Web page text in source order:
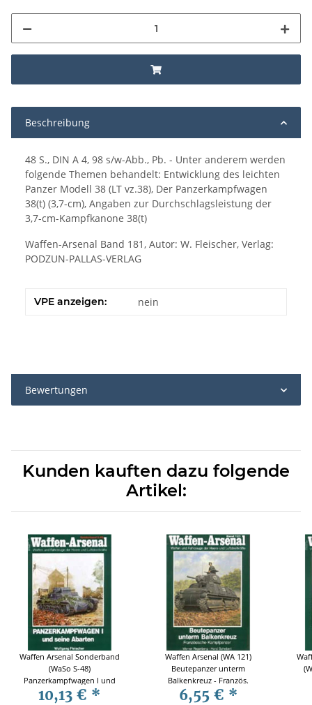
Beschreibung
48 S., DIN A 4, 98 s/w-Abb., Pb. - Unter anderem werden
folgende Themen behandelt: Entwicklung des leichten
Panzer Modell 38 (LT vz.38), Der Panzerkampfwagen
38(t) (3,7-cm), Angaben zur Durchschlagsleistung der
3,7-cm-Kampfkanone 38(t)
Waffen-Arsenal Band 181, Autor: W. Fleischer, Verlag:
PODZUN-PALLAS-VERLAG
VPE anzeigen: nein
Bewertungen
Kunden kauften dazu folgende
Artikel:
Waffen Arsenal Sonderband
(WaSo S-48)
Panzerkampfwagen I und
seine Abarten
10,13 € *
Waffen Arsenal (WA 121)
Beutepanzer unterm
Balkenkreuz - Französ.
Kampfpanzer
6,55 € *